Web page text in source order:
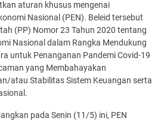
aturan khusus mengenai
Nasional (PEN). Beleid tersebut
(PP) Nomor 23 Tahun 2020 tentang
Nasional dalam Rangka Mendukung
untuk Penanganan Pandemi Covid-19
yang Membahayakan
atau Stabilitas Sistem Keuangan serta
pada Senin (11/5) ini, PEN